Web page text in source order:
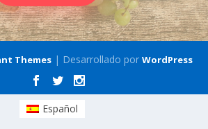
Themes| Desarrollado por WordPress
Español